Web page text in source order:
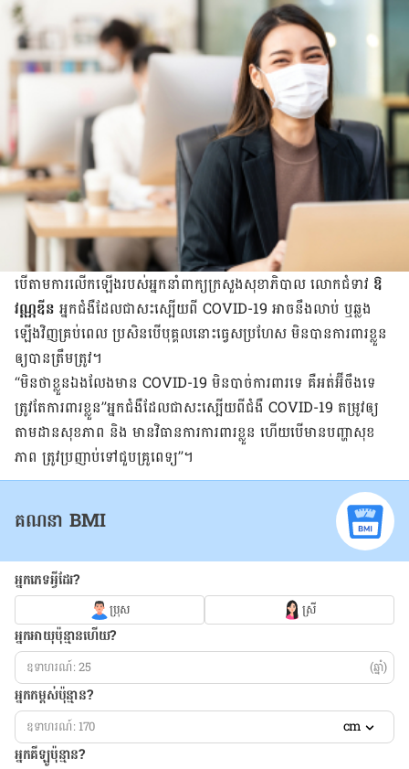
បើ​តាម​ការ​លើក​ឡើង​របស់​អ្នក​នាំ​ពាក្យ​ក្រសួង​សុខាភិបាល លោក​ជំទាវ ឱ
វណ្ណឌីន អ្នក​ជំងឺ​ដែល​ជា​សះ​ស្បើយ​ពី COVID-19 អាច​នឹង​លាប់ ឬឆ្លង​
ឡើង​វិញ​គ្រប់​ពេល ប្រសិន​បើ​បុគ្គល​នោះ​ធ្វេស​ប្រហែស មិន​បាន​ការពារ​ខ្លួន​
ឲ្យ​បាន​ត្រឹម​ត្រូវ​។
“មិន​ថា​ខ្លួន​ឯង​លែង​មាន COVID-19 មិន​បាច់​ការពារ​ទេ គឺ​អត់អ៊ីចឹង​ទេ
ត្រូវ​តែ​ការពារ​ខ្លួន”អ្នក​ជំងឺ​ដែល​ជា​សះ​ស្បើយ​ពី​ជំងឺ COVID-19 តម្រូវ​ឲ្យ
តាម​ដាន​សុខភាព និង មាន​វិធានការ​ការពារ​ខ្លួន ហើយ​បើ​មាន​បញ្ហា​សុខ
ភាព ត្រូវ​ប្រញាប់​ទៅ​ជួប​គ្រូពេទ្យ”។
គណនា BMI
អ្នកភេទអ្វីដែរ?
ប្រុស ស្រី
អ្នកអាយុប៉ុន្មានហើយ?
(ឆ្នាំ)
អ្នកកម្ពស់ប៉ុន្មាន?
cm
អ្នកគីឡូប៉ុន្មាន?